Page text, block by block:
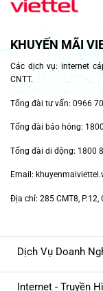
KHUYẾN MÃI
Các dịch vụ: internet
CNTT.
Tổng đài tư vấn: 0966
Tổng đài báo hỏng:
Tổng đài di động: 1800
Email:
Địa chỉ: 285 CMT8, P.12,
Dịch Vụ Doanh
Internet - Truyền